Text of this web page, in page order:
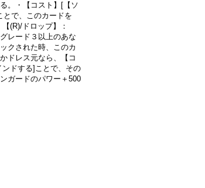
。・【コスト】[【ソ
とで、このカードを
(R)/ドロップ】：
レード３以上のあな
クされた時、このカ
ドレス元なら、【コ
ドする]ことで、その
ガードのパワー＋500